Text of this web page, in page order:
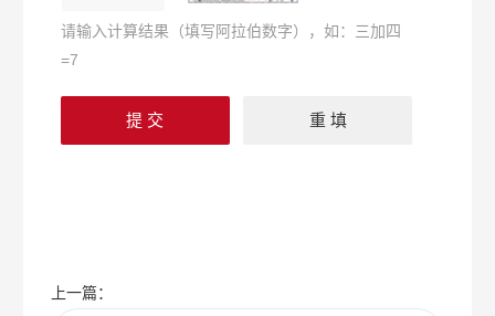
请输入计算结果（填写阿拉伯数字），如：三加四
=7
上一篇：